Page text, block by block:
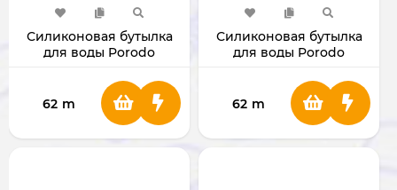
Силиконовая бутылка
для воды Porodo
PDLJ1026BK
62 m
Силиконовая бутылка
для воды Porodo
PDLJ1026GN
62 m